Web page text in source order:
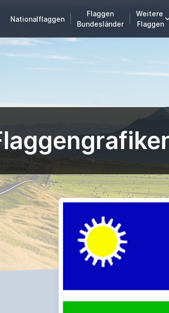
Nationalflaggen
Flaggen
Bundesländer
Weitere
Flaggen